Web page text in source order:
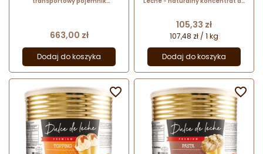
4000249982 Thermohauser
Cena
663,00 zł
Dodaj do koszyka
intensywnym smaku
Cena
105,33 zł
107,48 zł / 1 kg
Dodaj do koszyka
 